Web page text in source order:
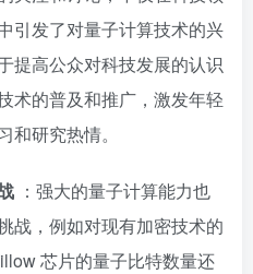
引发了对量子计算技术的兴
提高公众对科技发展的认识
术的普及和推广，激发年轻
和研究热情。
：强大的量子计算能力也
战，例如对现有加密技术的
芯片的量子比特数量还